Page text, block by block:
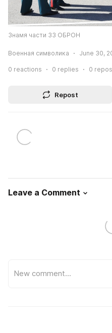
Знамя части 33 ОБРОН
Военная символика June 30,
0 reactions 0 replies 0
Repost
Leave a Comment